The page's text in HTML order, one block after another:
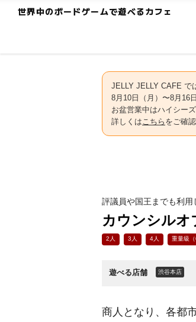
世界中のボードゲームで遊べるカフェ
JELLY JELLY CAFE で
8月10日（月）〜8月16
お盆営業中はハイシー
詳しくはこちら をご確
評議員や国王までも利用
カウンシルオ
2人 3人 4人 重量級（
遊べる店舗 渋谷本店
商人となり、各都